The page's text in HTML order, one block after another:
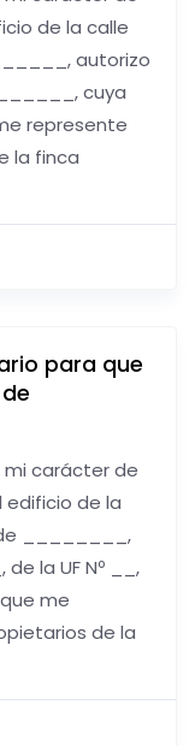
de la calle
autorizo
cuya
represente
la finca
para que
mi carácter de
edificio de la
________,
la UF Nº __,
me
de la